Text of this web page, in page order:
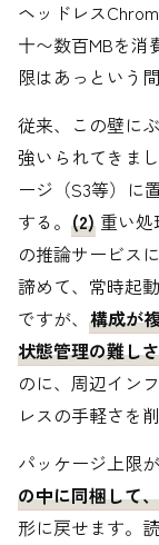
ヘッドレス
十〜数百MBを消
限はあっという
従来、この壁に
強いられてきまし
ージ（S3等）に
する。 (2) 重い
の推論サービス
諦めて、常時起
ですが、 構成が
状態管理の難しさ
のに、周辺イン
レスの手軽さを
パッケージ上限
の中に同梱して
形に戻せます。